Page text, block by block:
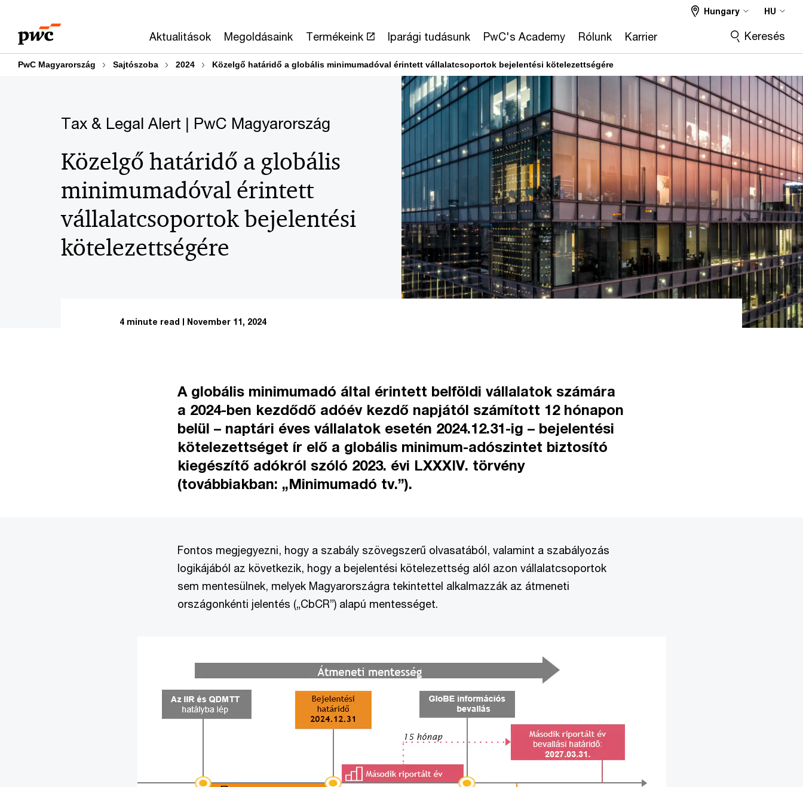
content
footer
Aktualitások Megoldásaink Termékeink Iparági tudásunk PwC's Academy Rólunk Karrier
Hungary HU
Keresés
PwC Magyarország Sajtószoba 2024 Közelgő határidő a globális minimumadóval érintett vállalatcsoportok bejelentési kötelezettségére
Tax & Legal Alert | PwC Magyarország
Közelgő határidő a globális
minimumadóval érintett
vállalatcsoportok bejelentési
kötelezettségére
4 minute read November 11, 2024
A globális minimumadó által érintett belföldi vállalatok számára
a 2024-ben kezdődő adóév kezdő napjától számított 12 hónapon
belül – naptári éves vállalatok esetén 2024.12.31-ig – bejelentési
kötelezettséget ír elő a globális minimum-adószintet biztosító
kiegészítő adókról szóló 2023. évi LXXXIV. törvény
(továbbiakban: „Minimumadó tv.”).
Fontos megjegyezni, hogy a szabály szövegszerű olvasatából, valamint a szabályozás
logikájából az következik, hogy a bejelentési kötelezettség alól azon vállalatcsoportok
sem mentesülnek, melyek Magyarországra tekintettel alkalmazzák az átmeneti
országonkénti jelentés („CbCR”) alapú mentességet.